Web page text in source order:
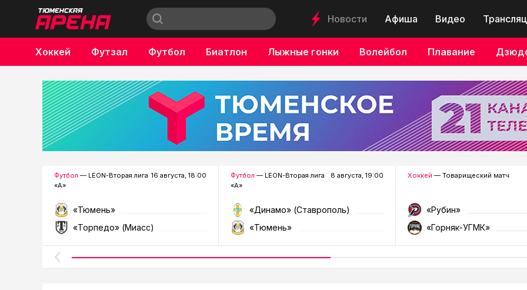
Новости Афиша Видео
Хоккей Футзал Футбол Биатлон Лыжные гонки Волейбол Плавание
Бокс
Футбол — LEON-Вторая лига
«А»
16 августа, 18:00
«Тюмень»
«Торпедо» (Миасс)
Футбол — LEON-Вторая лига
«А»
8 августа, 19:00
«Динамо» (Ставрополь)
«Тюмень»
Хоккей — Товарищеский матч
«Рубин»
«Горняк-УГМК»